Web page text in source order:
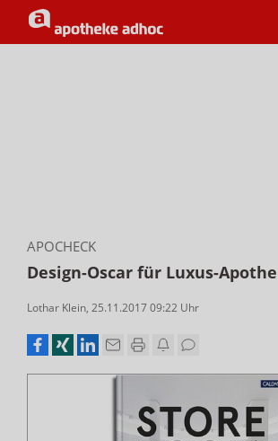
APOCHECK
Design-Oscar für Luxus-
Lothar Klein, 25.11.2017 09:22 Uhr